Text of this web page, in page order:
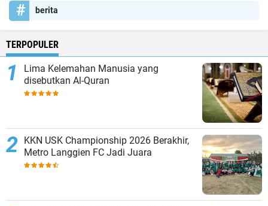
berita
TERPOPULER
Lima Kelemahan Manusia yang
disebutkan Al-Quran
KKN USK Championship 2026 Berakhir,
Metro Langgien FC Jadi Juara